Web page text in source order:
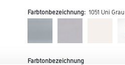
Farbtonbezeichnung: 1051 Uni Grau
Farbtonbezeichnung